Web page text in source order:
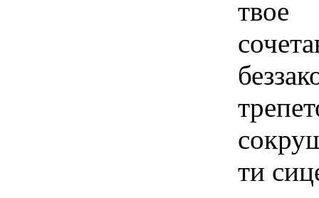
твое
ти